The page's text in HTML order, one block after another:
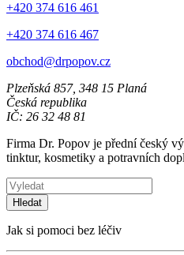
+420 374 616 461
+420 374 616 467
obchod@drpopov.cz
Plzeňská 857, 348 15 Planá
Česká republika
IČ: 26 32 48 81
Firma Dr. Popov je přední český
tinktur, kosmetiky a potravních
Hledat
Jak si pomoci bez léčiv